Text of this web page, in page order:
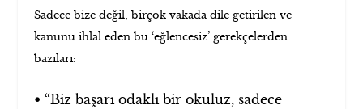
Sadece bize değil; birçok vakada dile getirilen ve
kanunu ihlal eden bu ‘eğlencesiz’ gerekçelerden
bazıları:
• “Biz başarı odaklı bir okuluz, sadece